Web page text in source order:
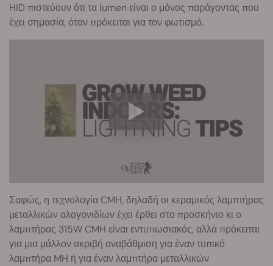
HID πιστεύουν ότι τα lumen είναι ο μόνος παράγοντας που
έχει σημασία, όταν πρόκειται για τον φωτισμό.
Σαφώς, η τεχνολογία CMH, δηλαδή οι κεραμικός λαμπτήρας
μεταλλικών αλογονιδίων έχει έρθει στο προσκήνιο κι ο
λαμπτήρας 315W CMH είναι εντυπωσιακός, αλλά πρόκειται
για μια μάλλον ακριβή αναβάθμιση για έναν τυπικό
λαμπτήρα MH ή για έναν λαμπτήρα μεταλλικών